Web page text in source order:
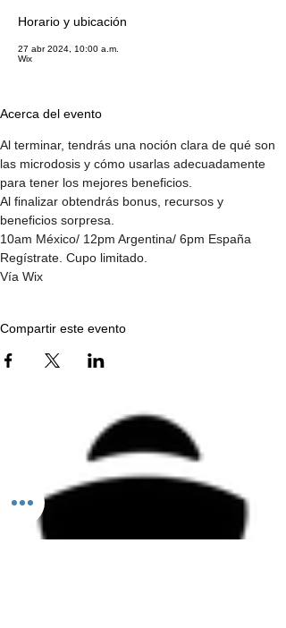
Horario y ubicación
27 abr 2024, 10:00 a.m.
Wix
Acerca del evento
Al terminar, tendrás una noción clara de qué son
las microdosis y cómo usarlas adecuadamente
para tener los mejores beneficios.
Al finalizar obtendrás bonus, recursos y
beneficios sorpresa.
10am México/ 12pm Argentina/ 6pm España
Regístrate. Cupo limitado.
Vía Wix
Compartir este evento